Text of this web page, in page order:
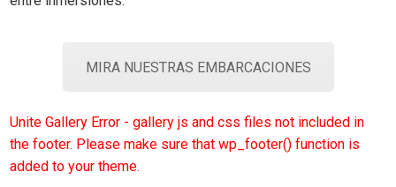
MIRA NUESTRAS EMBARCACIONES
Unite Gallery Error - gallery js and css files not included in
the footer. Please make sure that wp_footer() function is
added to your theme.